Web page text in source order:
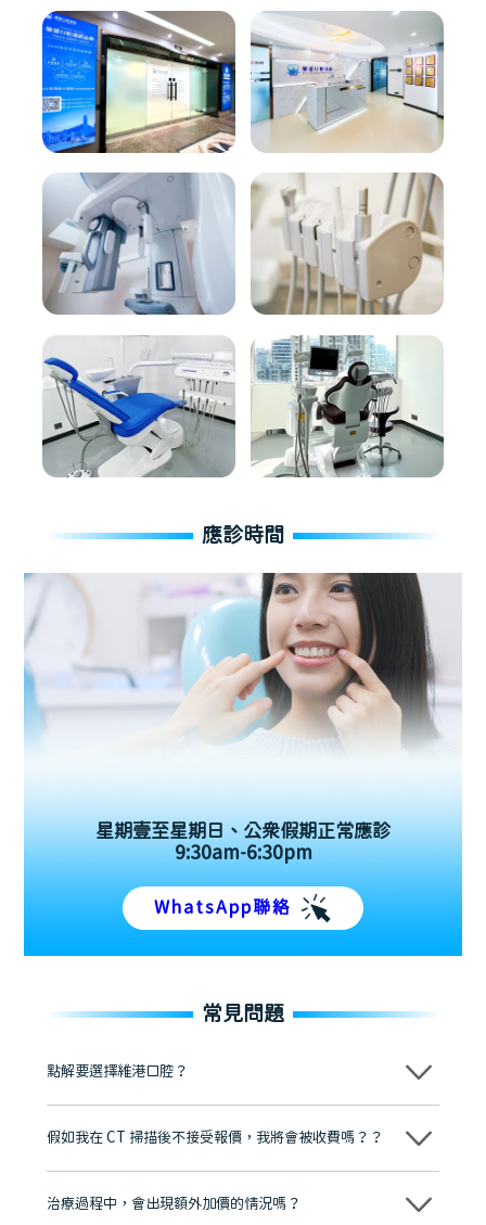
應診時間
星期壹至星期日、公眾假期正常應診
9:30am-6:30pm
WhatsApp聯絡
常見問題
點解要選擇維港口腔？
維港口腔踐行「醫道濟世」的大學校訓，各分院匯聚來自香港、內地的
牌」、「2025香港企業領袖品牌」，是諾貝爾種植系統全球放心植牙中
至今已服務超過三十個國家和地區的顧客，受到粵港澳大灣區及周邊城
市市民極高的口碑評價及信任推薦 珠海、深圳設有八大分院，香港亦設
有咨詢及服務保障中心，有任何問題都可以隨時預約免費咨詢，讓人十
假如我在 CT 掃描後不接受報價，我將會被收費嗎？？
不會！只要未開始實際服務之前，你不會被收取任何費用。
治療過程中，會出現額外加價的情況嗎？